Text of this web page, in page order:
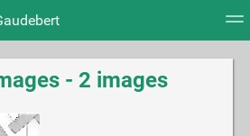
d'images Quotidien Flux
- 2 images